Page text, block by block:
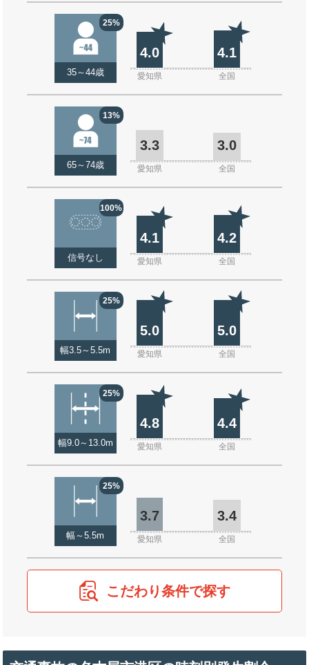
25%
35～44歳
4.0 4.1
愛知県 全国
13%
65～74歳
3.3 3.0
愛知県 全国
100%
信号なし
4.1 4.2
愛知県 全国
25%
幅3.5～5.5m
5.0 5.0
愛知県 全国
25%
幅9.0～13.0m
4.8 4.4
愛知県 全国
25%
幅～5.5m
3.7 3.4
愛知県 全国
こだわり条件で探す